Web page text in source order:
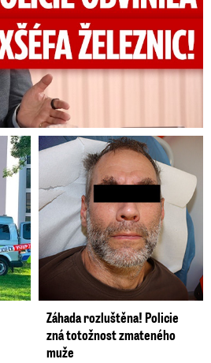
Záhada rozluštěna! Policie
zná totožnost zmateného
muže